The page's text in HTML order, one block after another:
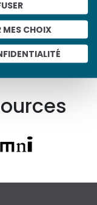
MES CHOIX
d’hier, c’est
Un site qui
élèves… mais
et d’histoire.